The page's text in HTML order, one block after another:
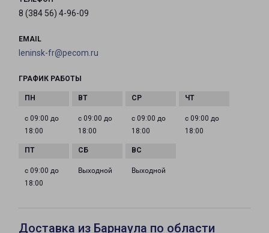
8 (384 56) 4-96-09
EMAIL
leninsk-fr@pecom.ru
ГРАФИК РАБОТЫ
с 09:00 до
18:00
с 09:00 до
18:00
с 09:00 до
18:00
с 09:00 до
18:00
с 09:00 до
18:00
Выходной Выходной
Доставка из Барнаула по области